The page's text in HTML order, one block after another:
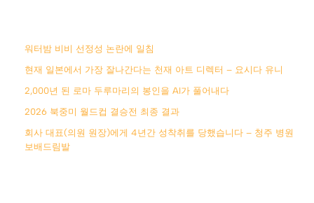
워터밤 비비 선정성 논란에 일침
현재 일본에서 가장 잘나간다는 천재 아트 디렉터 – 요시다 유니
2,000년 된 로마 두루마리의 봉인을 AI가 풀어내다
2026 북중미 월드컵 결승전 최종 결과
회사 대표(의원 원장)에게 4년간 성착취를 당했습니다 – 청주 병원
보배드림발